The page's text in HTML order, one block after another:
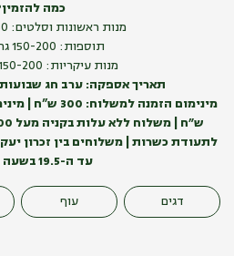
כמה
מנות ראשונות וסלטים: 150 גרם לסועד
תוספות: 150-200 גרם לסועד
מנות עיקריות: 150-200 גרם לסועד
תאריך אספקה: ערב חג שבועות – 21.05 יום
ש״ח | משלוח ללא עלות בקניה מעל 700 ש”ח | התפריט כשר
לתעודת כשרות | משלוחים בין זכרון
עד ה-19.5 בשעה 10:00
דגים עוף